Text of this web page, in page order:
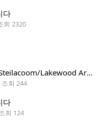
다
회 2320
Convenience Store Associate – Steilacoom/Lakewood Area, $19 -$21/hr
조회 244
다
회 124